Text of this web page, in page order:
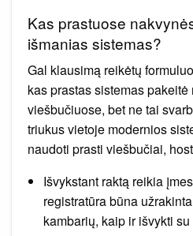
Kas prastuose
išmanias sistemas?
Gal klausimą reikėtų
kas prastas sistemas
viešbučiuose, bet ne tai
triukus vietoje modernios
naudoti prasti viešbučiai,
Išvykstant raktą reikia
registratūra būna
kambarių, kaip ir išvykti